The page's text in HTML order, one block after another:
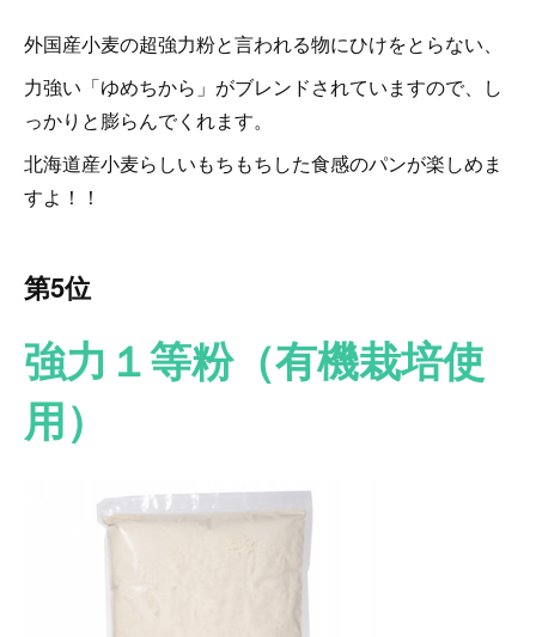
外国産小麦の超強力粉と言われる物にひけをとらない、
力強い「ゆめちから」がブレンドされていますので、し
っかりと膨らんでくれます。
北海道産小麦らしいもちもちした食感のパンが楽しめま
すよ！！
第5位
強力１等粉（有機栽培使
用）